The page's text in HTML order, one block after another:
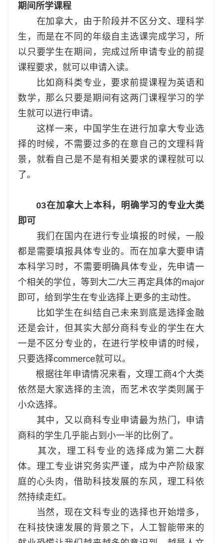
期间所学课程
在加拿大，由于阶段并不区分文、理科学
生，而是在不同的年级自主选课完成学习，所
以只要学生在期间，完成过所申请专业的前提
课程要求，就可以申请入读。
比如商科类专业，要求前提课程为英语和
数学，那么只要是期间有这两门课程学习的学
生就可以进行申请。
这样一来，中国学生在进行加拿大专业选
择的时候，不需要过多的在意自己的文理科背
景，就看自己是不是有相关要求的课程就可以
了。
03在加拿大上本科，明确学习的专业大类
即可
我们在国内在进行专业填报的时候，一般
都是需要填报具体专业的。而在加拿大要申请
本科学习时，不需要明确具体专业，先申请一
个相关的学位，等到大二/大三再定具体的major
即可，给到学生在专业选择上更多的主动性。
比如学生在纠结自己未来到底是选择金融
还是会计，但其实大部分商科专业的学生在大
一是不区分专业的，在进行学校申请的时候，
只要选择commerce就可以。
根据往年申请情况来看，文理工商4个大类
依然是大家选择的主流，而艺术农学类则属于
小众选择。
其中，又以商科专业申请最为热门，申请
商科的学生几乎能占到小一半的比例了。
其次，理工科专业的选择成为第二大群
体。理工专业讲究务实严谨，成为中产阶级家
庭的心头肉，借助科技发展的东风，理工科依
然持续走红。
当然，现在文科专业的选择也开始增多，
在科技快速发展的背景之下，人工智能带来的